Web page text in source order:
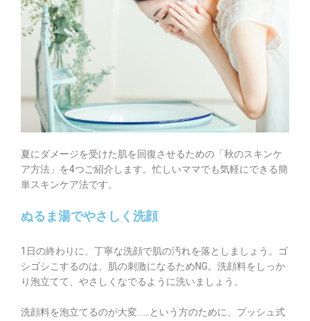
夏にダメージを受けた肌を回復させるための「秋のスキンケ
ア方法」を4つご紹介します。忙しいママでも気軽にできる簡
単スキンケア法です。
ぬるま湯でやさしく洗顔
1日の終わりに、丁寧な洗顔で肌の汚れを落としましょう。ゴ
シゴシこするのは、肌の刺激になるためNG。洗顔料をしっか
り泡立てて、やさしくなでるように洗いましょう。
洗顔料を泡立てるのが大変……という方のために、プッシュ式